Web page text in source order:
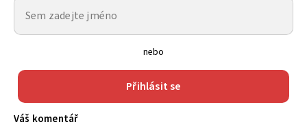
nebo
Přihlásit se
Váš komentář